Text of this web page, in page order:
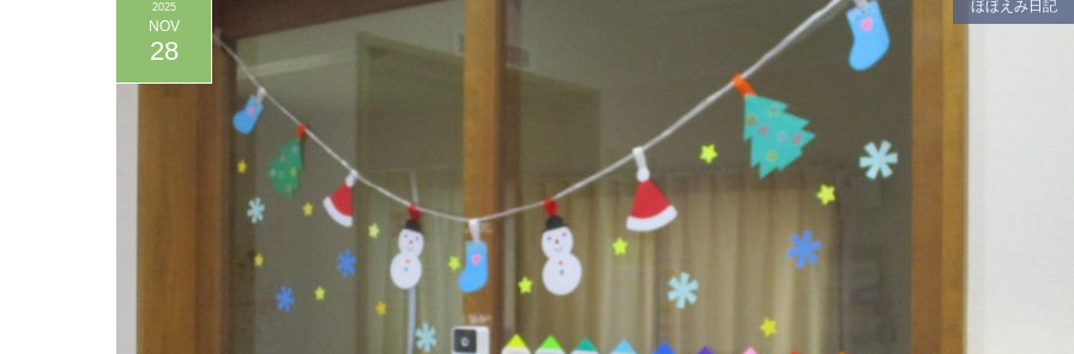
2025
NOV
28
ほほえみ日記